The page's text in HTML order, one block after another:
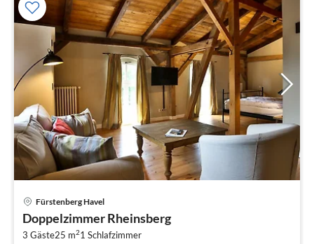
Fürstenberg Havel
Doppelzimmer Rheinsberg
3 Gäste25 m21 Schlafzimmer